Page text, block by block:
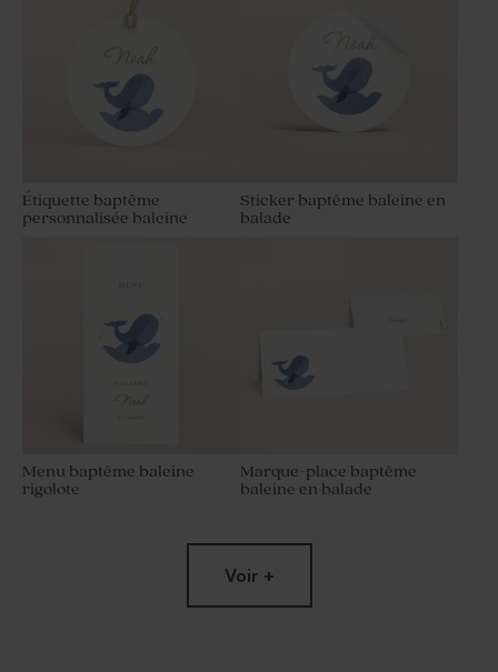
Étiquette baptême
personnalisée baleine
Sticker baptême baleine en
balade
Menu baptême baleine
rigolote
Marque-place baptême
baleine en balade
Voir +